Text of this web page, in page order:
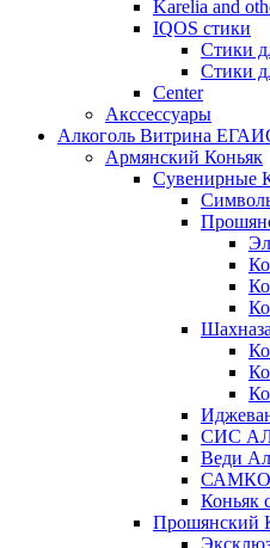
Karelia and
IQOS стики
Стики
Стики
Сenter
Акссессуары
Алкоголь Витрина
Армянский Коньяк
Сувенирные
СИС
Веди
Коньяк
Прошянский